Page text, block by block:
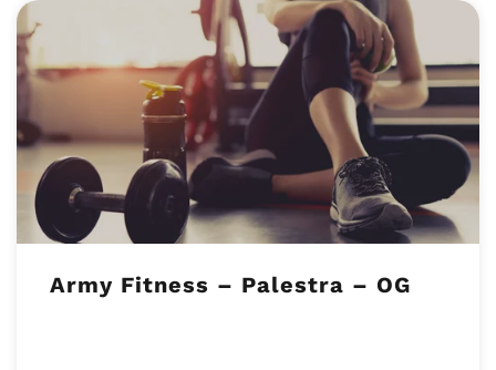
Army Fitness – Palestra – OG